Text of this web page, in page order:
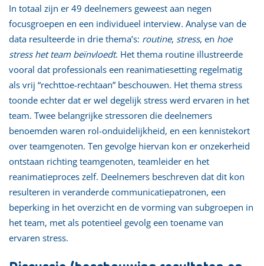
In totaal zijn er 49 deelnemers geweest aan negen
focusgroepen en een individueel interview. Analyse van de
data resulteerde in drie thema’s: routine, stress, en hoe
stress het team beïnvloedt. Het thema routine illustreerde
vooral dat professionals een reanimatiesetting regelmatig
als vrij “rechttoe-rechtaan” beschouwen. Het thema stress
toonde echter dat er wel degelijk stress werd ervaren in het
team. Twee belangrijke stressoren die deelnemers
benoemden waren rol-onduidelijkheid, en een kennistekort
over teamgenoten. Ten gevolge hiervan kon er onzekerheid
ontstaan richting teamgenoten, teamleider en het
reanimatieproces zelf. Deelnemers beschreven dat dit kon
resulteren in veranderde communicatiepatronen, een
beperking in het overzicht en de vorming van subgroepen in
het team, met als potentieel gevolg een toename van
ervaren stress.